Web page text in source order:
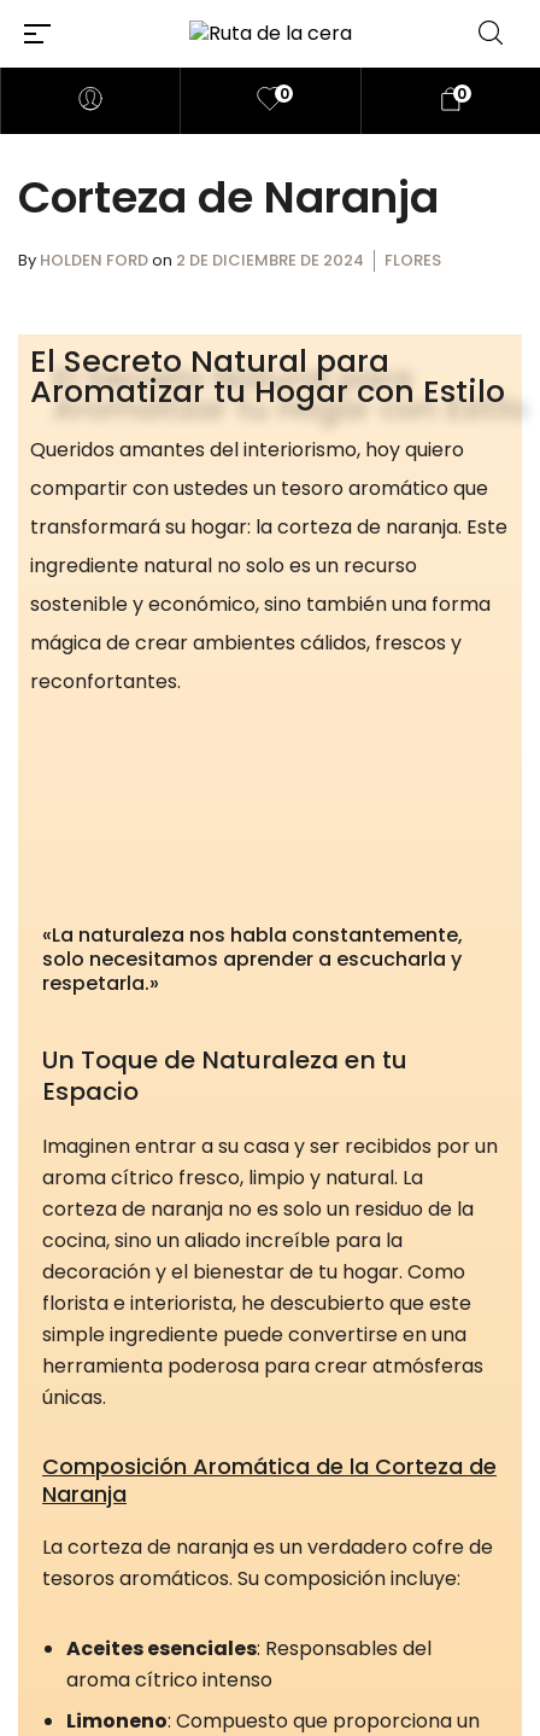
0 0
Corteza de Naranja
By HOLDEN FORDon 2 DE DICIEMBRE DE 2024 FLORES
El Secreto Natural para
Aromatizar tu Hogar con Estilo
Queridos amantes del interiorismo, hoy quiero
compartir con ustedes un tesoro aromático que
transformará su hogar: la corteza de naranja. Este
ingrediente natural no solo es un recurso
sostenible y económico, sino también una forma
mágica de crear ambientes cálidos, frescos y
reconfortantes.
«La naturaleza nos habla constantemente,
solo necesitamos aprender a escucharla y
respetarla.»
Un Toque de Naturaleza en tu
Espacio
Imaginen entrar a su casa y ser recibidos por un
aroma cítrico fresco, limpio y natural. La
corteza de naranja no es solo un residuo de la
cocina, sino un aliado increíble para la
decoración y el bienestar de tu hogar. Como
florista e interiorista, he descubierto que este
simple ingrediente puede convertirse en una
herramienta poderosa para crear atmósferas
únicas.
Composición Aromática de la Corteza de
Naranja
La corteza de naranja es un verdadero cofre de
tesoros aromáticos. Su composición incluye:
Aceites esenciales: Responsables del
aroma cítrico intenso
Limoneno: Compuesto que proporciona un